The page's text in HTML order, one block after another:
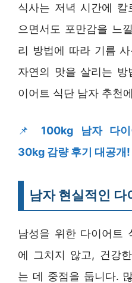
식사는 저녁 시간에
으면서도 포만감을 느
리 방법에 따라 기름
자연의 맛을 살리는
이어트 식단 남자 추천
📌 100kg 남자 다이
30kg 감량 후기 대공개!
남자 현실적인 다
남성을 위한 다이어트
에 그치지 않고, 건강
는 데 중점을 둡니다.